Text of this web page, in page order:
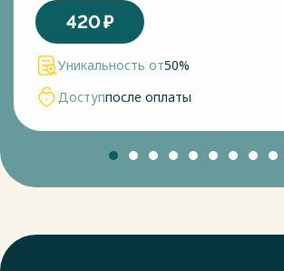
420₽
Уникальность от50%
Доступпосле оплаты